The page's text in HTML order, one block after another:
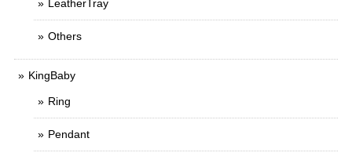
LeatherTray
Others
KingBaby
Ring
Pendant